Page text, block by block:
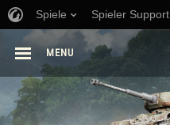
Spiele Spieler Support
MENU